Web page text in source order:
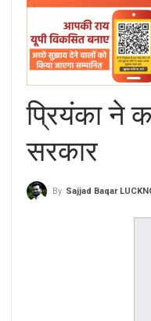
प्रियंका ने
सरकार
By Sajjad Baqar